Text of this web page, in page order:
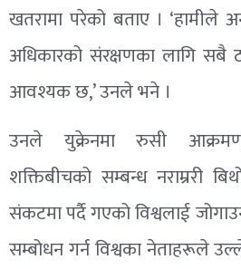
खतरामा परेको बताए । ‘हामीले
अधिकारको संरक्षणका लागि सबै
आवश्यक छ,’ उनले भने ।
उनले युक्रेनमा रुसी
शक्तिबीचको सम्बन्ध नराम्ररी
संकटमा पर्दै गएको विश्वलाई
सम्बोधन गर्न विश्वका नेताहरूले